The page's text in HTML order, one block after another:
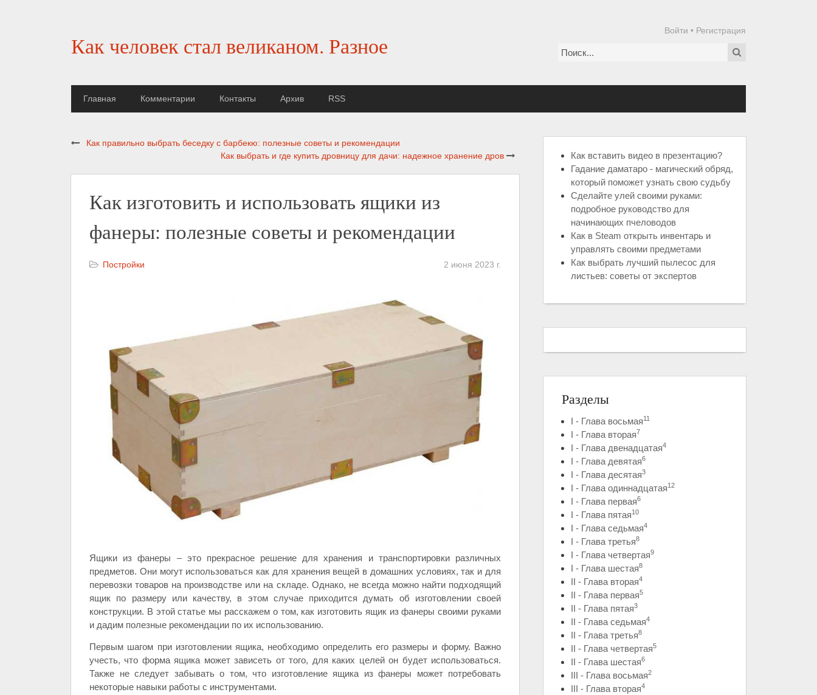
Как человек стал великаном. Разное
Войти • Регистрация
Главная Комментарии Контакты Архив RSS
Как правильно выбрать беседку с барбекю: полезные советы и рекомендации
Как выбрать и где купить дровницу для дачи: надежное хранение дров
Как изготовить и использовать ящики из
фанеры: полезные советы и рекомендации
Постройки 2 июня 2023 г.
Ящики из фанеры – это прекрасное решение для хранения и транспортировки различных
предметов. Они могут использоваться как для хранения вещей в домашних условиях, так и для
перевозки товаров на производстве или на складе. Однако, не всегда можно найти подходящий
ящик по размеру или качеству, в этом случае приходится думать об изготовлении своей
конструкции. В этой статье мы расскажем о том, как изготовить ящик из фанеры своими руками
и дадим полезные рекомендации по их использованию.
Первым шагом при изготовлении ящика, необходимо определить его размеры и форму. Важно
учесть, что форма ящика может зависеть от того, для каких целей он будет использоваться.
Также не следует забывать о том, что изготовление ящика из фанеры может потребовать
некоторые навыки работы с инструментами.
Как вставить видео в презентацию?
Гадание даматаро - магический обряд,
который поможет узнать свою судьбу
Сделайте улей своими руками:
подробное руководство для
начинающих пчеловодов
Как в Steam открыть инвентарь и
управлять своими предметами
Как выбрать лучший пылесос для
листьев: советы от экспертов
Разделы
I - Глава восьмая11
I - Глава вторая7
I - Глава двенадцатая4
I - Глава девятая6
I - Глава десятая3
I - Глава одиннадцатая12
I - Глава первая6
I - Глава пятая10
I - Глава седьмая4
I - Глава третья8
I - Глава четвертая9
I - Глава шестая8
II - Глава вторая4
II - Глава первая5
II - Глава пятая3
II - Глава седьмая4
II - Глава третья8
II - Глава четвертая5
II - Глава шестая6
III - Глава восьмая2
III - Глава вторая4